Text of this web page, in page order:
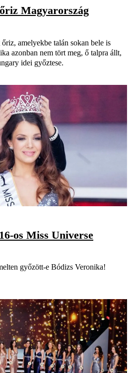
Magyarország
amelyekbe talán sokan bele is
azonban nem tört meg, ő talpra állt,
idei győztese.
os Miss Universe
győzött-e Bódizs Veronika!